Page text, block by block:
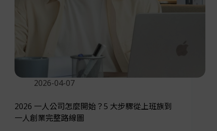
2026-04-07
2026 一人公司怎麼開始？5 大步驟從上班族到
一人創業完整路線圖